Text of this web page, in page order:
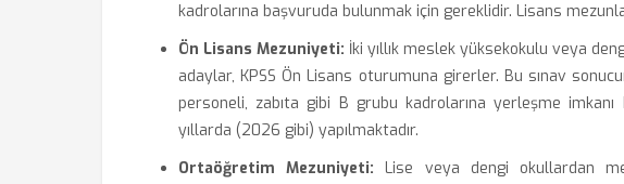
kadrolarına başvuruda bulunmak için gereklidir. Lisans
Ön Lisans Mezuniyeti: İki yıllık meslek yüksekokulu veya
adaylar, KPSS Ön Lisans oturumuna girerler. Bu sınav
personeli, zabıta gibi B grubu kadrolarına yerleşme
yıllarda (2026 gibi) yapılmaktadır.
Ortaöğretim Mezuniyeti: Lise veya dengi okullardan